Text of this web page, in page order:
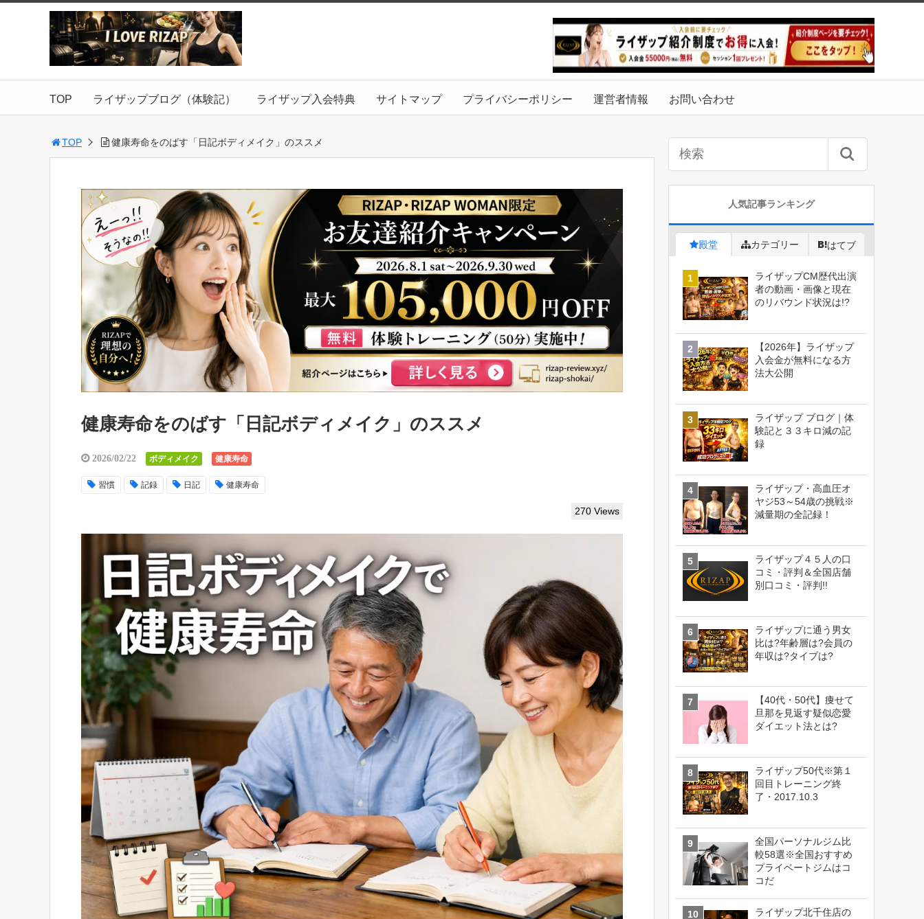
TOP ライザップブログ（体験記） ライザップ入会特典 サイトマップ プライバシーポリシー 運営者情報 お問い合わせ
TOP 健康寿命をのばす「日記ボディメイク」のススメ
健康寿命をのばす「日記ボディメイク」のススメ
2026/02/22 ボディメイク 健康寿命
習慣 記録 日記 健康寿命
270 Views
人気記事ランキング
殿堂 カテゴリー はてブ
ライザップCM歴代出演
者の動画・画像と現在
のリバウンド状況は!?
【2026年】ライザップ
入会金が無料になる方
法大公開
ライザップ ブログ｜体
験記と３３キロ減の記
録
ライザップ・高血圧オ
ヤジ53～54歳の挑戦※
減量期の全記録！
ライザップ４５人の口
コミ・評判＆全国店舗
別口コミ・評判!!
ライザップに通う男女
比は?年齢層は?会員の
年収は?タイプは?
【40代・50代】痩せて
旦那を見返す疑似恋愛
ダイエット法とは?
ライザップ50代※第１
回目トレーニング終
了・2017.10.3
全国パーソナルジム比
較58選※全国おすすめ
プライベートジムはコ
コだ
ライザップ北千住店の